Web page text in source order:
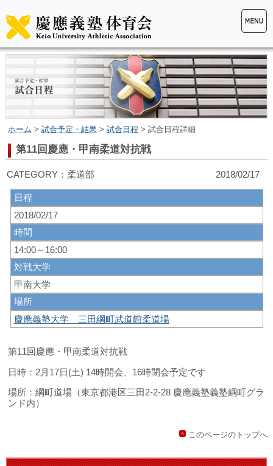
ホーム >試合予定・結果 >試合日程 > 試合日程詳細
第11回慶應・甲南柔道対抗戦
CATEGORY：柔道部 2018/02/17
日程
2018/02/17
時間
14:00～16:00
対戦大学
甲南大学
場所
慶應義塾大学 三田綱町武道館柔道場
第11回慶應・甲南柔道対抗戦
日時：2月17日(土) 14時開会、16時閉会予定です
場所：綱町道場（東京都港区三田2-2-28 慶應義塾義塾綱町グラ
ンド内）
このページのトップへ